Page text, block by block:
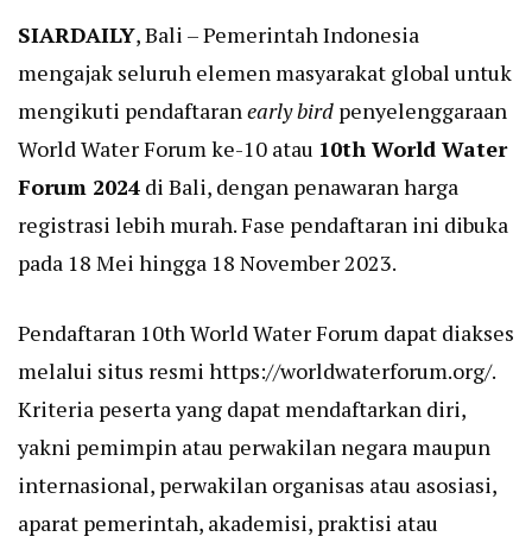
SIARDAILY, Bali – Pemerintah Indonesia
mengajak seluruh elemen masyarakat global untuk
mengikuti pendaftaranearly bird penyelenggaraan
World Water Forum ke-10 atau 10th World Water
Forum 2024 di Bali, dengan penawaran harga
registrasi lebih murah. Fase pendaftaran ini dibuka
pada 18 Mei hingga 18 November 2023.
Pendaftaran 10th World Water Forum dapat diakses
melalui situs resmi https://worldwaterforum.org/.
Kriteria peserta yang dapat mendaftarkan diri,
yakni pemimpin atau perwakilan negara maupun
internasional, perwakilan organisas atau asosiasi,
aparat pemerintah, akademisi, praktisi atau